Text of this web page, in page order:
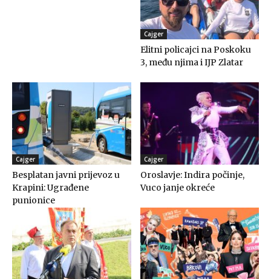
Cajger
Elitni policajci na Poskoku
3, među njima i IJP Zlatar
Cajger
Besplatan javni prijevoz u
Krapini: Ugrađene
punionice
Cajger
Oroslavje: Indira počinje,
Vuco janje okreće